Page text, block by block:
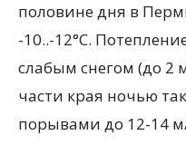
половине дня в
-10..-12°С.
слабым снегом (до 2
части края ночью
порывами до 12-14